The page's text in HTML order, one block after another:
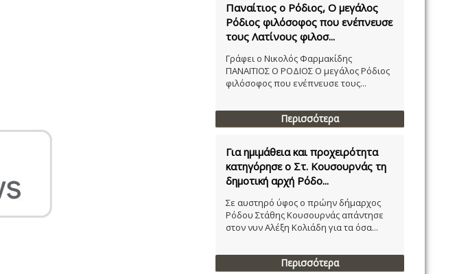
Παναίτιος ο Ρόδιος, Ο μεγάλος
Ρόδιος φιλόσοφος που ενέπνευσε
τους Λατίνους φιλοσ...
Γράφει ο Νικολός Φαρμακίδης
ΠΑΝΑΙΤΙΟΣ Ο ΡΟΔΙΟΣ Ο μεγάλος Ρόδιος
φιλόσοφος που ενέπνευσε τους...
Περισσότερα
Για ημιμάθεια και προχειρότητα
κατηγόρησε ο Στ. Κουσουρνάς τη
δημοτική αρχή Ρόδο...
Σε αυστηρό ύφος ο πρώην δήμαρχος
Ρόδου Στάθης Κουσουρνάς απάντησε
στον νυν Αλέξη Κολιάδη για τα όσα...
Περισσότερα